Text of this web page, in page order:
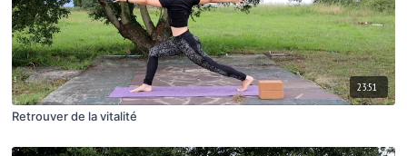
23:51
Retrouver de la vitalité